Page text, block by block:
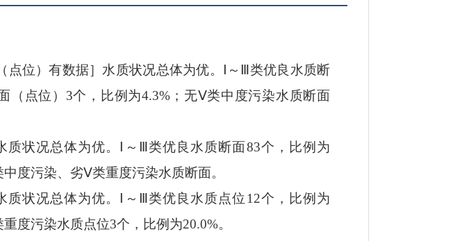
点位）有数据］水质状况总体为优。 ～
类优良水质断
（点位） 3个，比例为4.3% ； 无Ⅴ类中度污染水质断面
状况总体为优。 ～ 类优良水质断面83个，比例为
中度污染、 劣Ⅴ类重度污染水质断面。
状况总体为优。 ～ 类优良水质点位12个，比例为
重度污染水质点位3个，比例为20.0%。